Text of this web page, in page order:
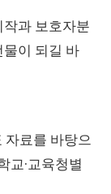
과 보호자분
이 되길 바
자료를 바탕으
교·교육청별